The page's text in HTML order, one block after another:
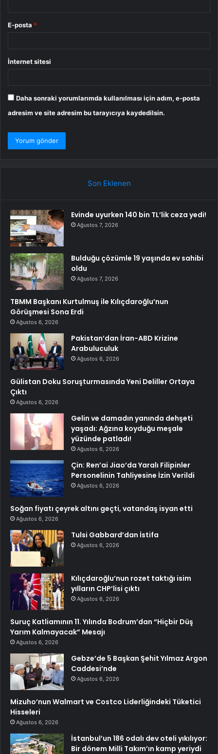
E-posta *
İnternet sitesi
Daha sonraki yorumlarımda kullanılması için adım, e-posta
adresim ve site adresim bu tarayıcıya kaydedilsin.
Son Eklenen
Evinde uyurken 140 bin TL’lik ceza yedi!
Ağustos 7, 2026
Bulduğu çözümle 19 yaşında ev sahibi
oldu
Ağustos 7, 2026
TBMM Başkanı Kurtulmuş ile Kılıçdaroğlu’nun
Görüşmesi Sona Erdi
Ağustos 6, 2026
Pakistan’dan İran-ABD Krizine
Arabuluculuk
Ağustos 6, 2026
Gülistan Doku Soruşturmasında Yeni Deliller Ortaya
Çıktı
Ağustos 6, 2026
Gelin ve damadın yanında dehşeti
yaşadı: Ağzına koyduğu meşale
yüzünde patladı!
Ağustos 6, 2026
Çin: Ren’ai Jiao’da Yaralı Filipinler
Personelinin Tahliyesine İzin Verildi
Ağustos 6, 2026
Soğan fiyatı çeyrek altını geçti, vatandaş isyan etti
Ağustos 6, 2026
Tulsi Gabbard’dan İstifa
Ağustos 6, 2026
Kılıçdaroğlu’nun rozet taktığı isim
yılların CHP’lisi çıktı
Ağustos 6, 2026
Suruç Katliamının 11. Yılında Bodrum’dan “Hiçbir Düş
Yarım Kalmayacak” Mesajı
Ağustos 6, 2026
Gebze’de 5 Başkan Şehit Yılmaz Argon
Caddesi’nde
Ağustos 6, 2026
Mizuho’nun Walmart ve Costco Liderliğindeki Tüketici
Hisseleri
Ağustos 6, 2026
İstanbul’un 186 odalı dev oteli yıkılıyor:
Bir dönem Milli Takım’ın kamp yeriydi